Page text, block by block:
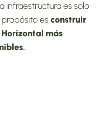
infraestructura es solo
es construir
más
.